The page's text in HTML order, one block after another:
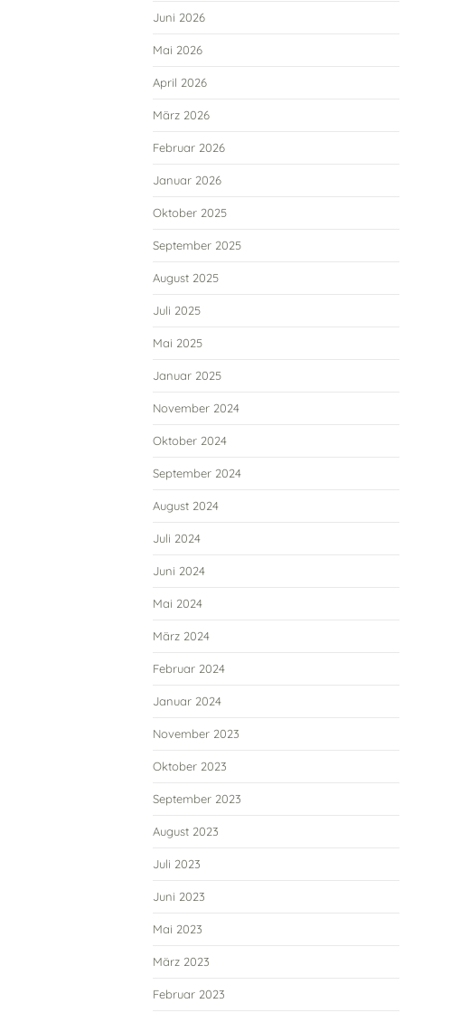
Juni 2026
Mai 2026
April 2026
März 2026
Februar 2026
Januar 2026
Oktober 2025
September 2025
August 2025
Juli 2025
Mai 2025
Januar 2025
November 2024
Oktober 2024
September 2024
August 2024
Juli 2024
Juni 2024
Mai 2024
März 2024
Februar 2024
Januar 2024
November 2023
Oktober 2023
September 2023
August 2023
Juli 2023
Juni 2023
Mai 2023
März 2023
Februar 2023